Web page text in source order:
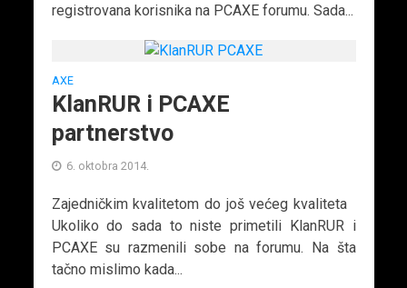
registrovana korisnika na PCAXE forumu. Sada...
AXE
KlanRUR i PCAXE
partnerstvo
6. oktobra 2014.
Zajedničkim kvalitetom do još većeg kvaliteta
Ukoliko do sada to niste primetili KlanRUR i
PCAXE su razmenili sobe na forumu. Na šta
tačno mislimo kada...